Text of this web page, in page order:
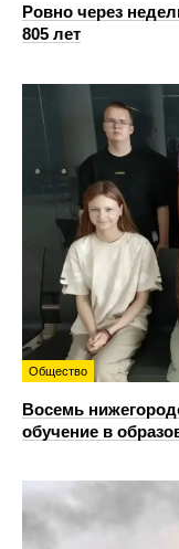
Ровно через
805 лет
Общество
Восемь
обучение в